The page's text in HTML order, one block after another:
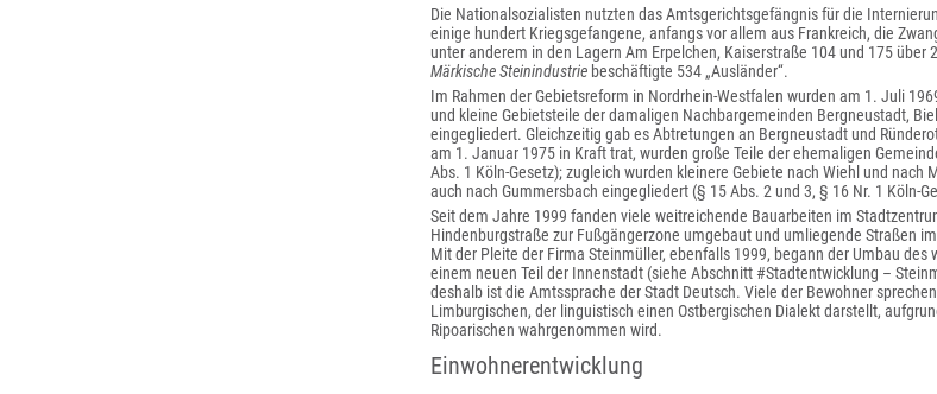
Die Nationalsozialisten nutzten das Amtsgerichtsgefängnis für die
einige hundert Kriegsgefangene, anfangs vor allem aus Frankreich, die
unter anderem in den Lagern Am Erpelchen, Kaiserstraße 104 und 175
Märkische Steinindustrie beschäftigte 534 „Ausländer“.
Im Rahmen der Gebietsreform in Nordrhein-Westfalen wurden am 1. Juli
und kleine Gebietsteile der damaligen Nachbargemeinden Bergneustadt,
eingegliedert. Gleichzeitig gab es Abtretungen an Bergneustadt und
am 1. Januar 1975 in Kraft trat, wurden große Teile der ehemaligen
Abs. 1 Köln-Gesetz); zugleich wurden kleinere Gebiete nach Wiehl und
auch nach Gummersbach eingegliedert (§ 15 Abs. 2 und 3, § 16 Nr. 1 Köln-
Seit dem Jahre 1999 fanden viele weitreichende Bauarbeiten im
Hindenburgstraße zur Fußgängerzone umgebaut und umliegende Straßen
Mit der Pleite der Firma Steinmüller, ebenfalls 1999, begann der Umbau
einem neuen Teil der Innenstadt (siehe Abschnitt #Stadtentwicklung –
deshalb ist die Amtssprache der Stadt Deutsch. Viele der Bewohner
Limburgischen, der linguistisch einen Ostbergischen Dialekt darstellt,
Ripoarischen wahrgenommen wird.
Einwohnerentwicklung